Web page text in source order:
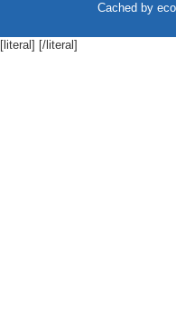
Cached by
[literal] [/literal]